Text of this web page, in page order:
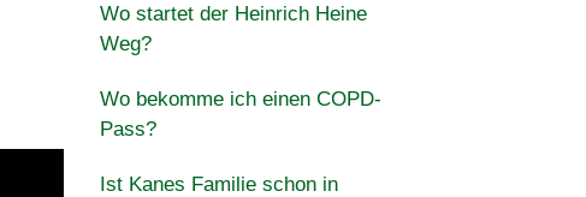
Wo startet der Heinrich Heine
Weg?
Wo bekomme ich einen COPD-
Pass?
Ist Kanes Familie schon in